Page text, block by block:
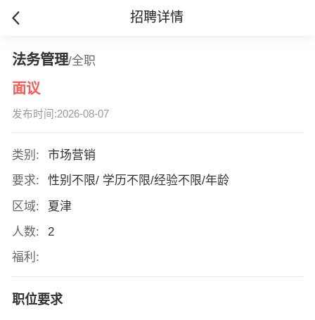
招聘详情
法务管理/全职
面议
发布时间:2026-08-07
类别:
市场营销
要求:
性别不限/ 学历不限/经验不限/年龄
区域:
夏津
人数:
2
福利:
职位要求